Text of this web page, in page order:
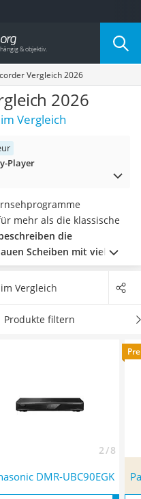
Vergleich 2026
2026
Vergleich
Player
mehr als die klassische
die
Scheiben mit vielen
aus unserer Test- bzw.
Tuneraus, wenn Sie
auch nicht das
im Vergleich
Produkte filtern
2 / 8
DMR-UBC90EGK